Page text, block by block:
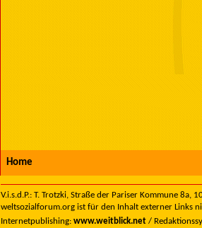
Home
V.i.s.d.P.: T. Trotzki, Straße der Pariser Kommune
weltsozialforum.org ist für den Inhalt externer Links
Internetpublishing: www.weitblick.net /